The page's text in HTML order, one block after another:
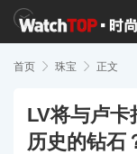
首页  珠宝  正文
LV将与卢
历史的钻石